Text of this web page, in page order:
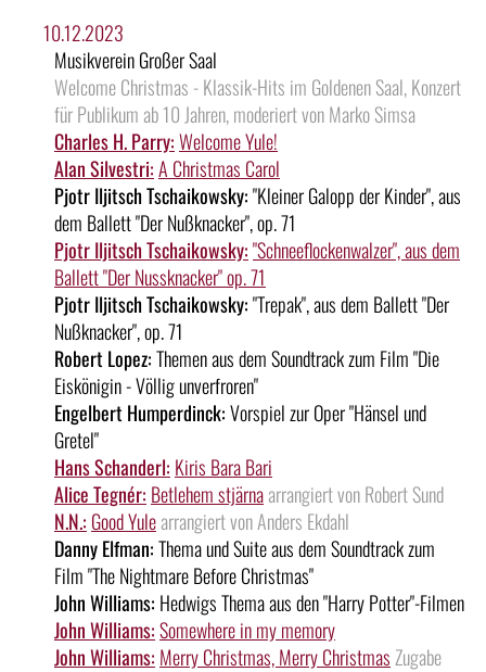
10.12.2023
Musikverein Großer Saal
Welcome Christmas - Klassik-Hits im Goldenen Saal, Konzert
für Publikum ab 10 Jahren, moderiert von Marko Simsa
Charles H. Parry:Welcome Yule!
Alan Silvestri:A Christmas Carol
Pjotr Iljitsch Tschaikowsky:"Kleiner Galopp der Kinder", aus
dem Ballett "Der Nußknacker", op. 71
Pjotr Iljitsch Tschaikowsky:"Schneeflockenwalzer", aus dem
Ballett "Der Nussknacker" op. 71
Pjotr Iljitsch Tschaikowsky:"Trepak", aus dem Ballett "Der
Nußknacker", op. 71
Robert Lopez:Themen aus dem Soundtrack zum Film "Die
Eiskönigin - Völlig unverfroren"
Engelbert Humperdinck:Vorspiel zur Oper "Hänsel und
Gretel"
Hans Schanderl: Kiris Bara Bari
Alice Tegnér: Betlehem stjärnaarrangiert von Robert Sund
N.N.: Good Yulearrangiert von Anders Ekdahl
Danny Elfman:Thema und Suite aus dem Soundtrack zum
Film "The Nightmare Before Christmas"
John Williams: Hedwigs Thema aus den "Harry Potter"-Filmen
John Williams:Somewhere in my memory
John Williams: Merry Christmas, Merry Christmas Zugabe